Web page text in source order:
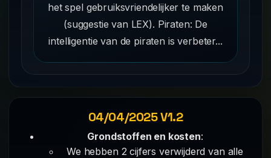
het spel gebruiksvriendelijker te maken
(suggestie van LEX). Piraten: De
intelligentie van de piraten is verbeter...
04/04/2025 V1.2
Grondstoffen en kosten:
We hebben 2 cijfers verwijderd van alle